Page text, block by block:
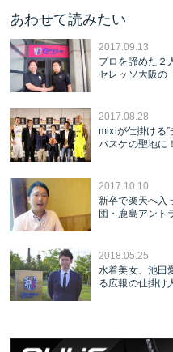
あわせて読みたい
2017.09.13
プロを諦めた２
セレッソ大阪の
2017.08.28
mixiが仕掛ける
バスケの聖地に！
2017.10.10
新卒で楽天へ入
団・鹿島アント
2018.05.25
水着美女、池田
る広報の仕掛け